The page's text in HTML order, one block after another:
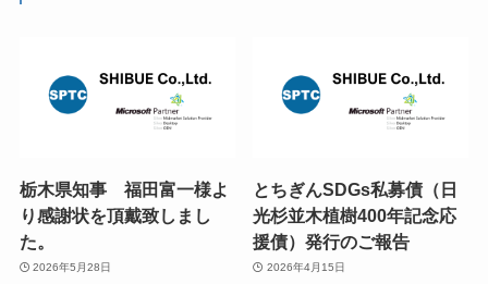
栃木県知事 福田富一様よ
り感謝状を頂戴致しまし
た。
2026年5月28日
とちぎんSDGs私募債（日
光杉並木植樹400年記念応
援債）発行のご報告
2026年4月15日